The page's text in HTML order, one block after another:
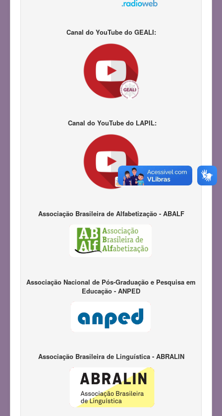
Canal do YouTube do GEALI:
Canal do YouTube do LAPIL:
Associação Brasileira de Alfabetização - ABALF
Associação Nacional de Pós-Graduação e Pesquisa em
Educação - ANPED
Associação Brasileira de Linguística - ABRALIN